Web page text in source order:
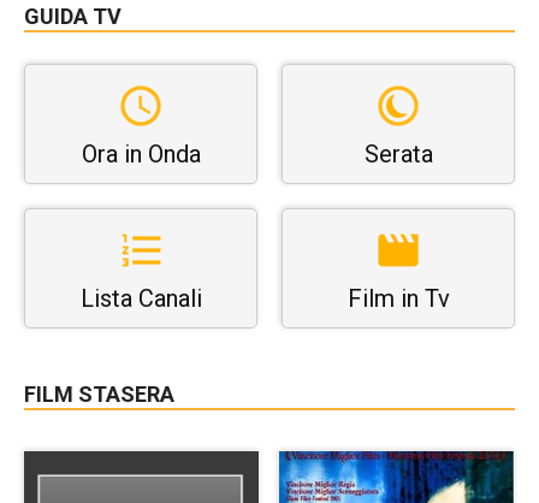
GUIDA TV
Ora in Onda Serata
Lista Canali Film in Tv
FILM STASERA